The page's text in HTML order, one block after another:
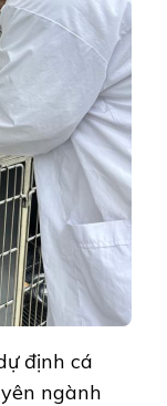
định cá
ngành